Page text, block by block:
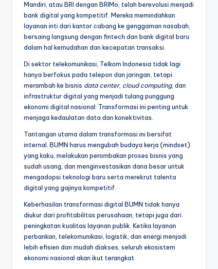
Mandiri, atau BRI dengan BRIMo, telah berevolusi menjadi
bank digital yang kompetitif. Mereka memindahkan
layanan inti dari kantor cabang ke genggaman nasabah,
bersaing langsung dengan fintech dan bank digital baru
dalam hal kemudahan dan kecepatan transaksi.
Di sektor telekomunikasi, Telkom Indonesia tidak lagi
hanya berfokus pada telepon dan jaringan, tetapi
merambah ke bisnis data center, cloud computing, dan
infrastruktur digital yang menjadi tulang punggung
ekonomi digital nasional. Transformasi ini penting untuk
menjaga kedaulatan data dan konektivitas.
Tantangan utama dalam transformasi ini bersifat
internal. BUMN harus mengubah budaya kerja (mindset)
yang kaku, melakukan perombakan proses bisnis yang
sudah usang, dan menginvestasikan dana besar untuk
mengadopsi teknologi baru serta merekrut talenta
digital yang gajinya kompetitif.
Keberhasilan transformasi digital BUMN tidak hanya
diukur dari profitabilitas perusahaan, tetapi juga dari
peningkatan kualitas layanan publik. Ketika layanan
perbankan, telekomunikasi, logistik, dan energi menjadi
lebih efisien dan mudah diakses, seluruh ekosistem
ekonomi nasional akan ikut terangkat.